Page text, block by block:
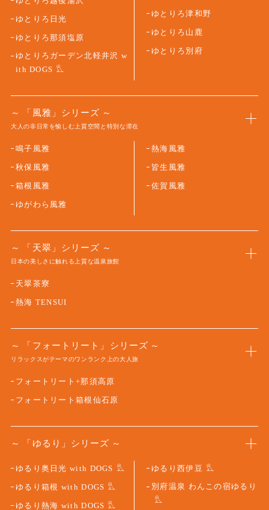
ゆとりろ日光
ゆとりろ那須塩原
ゆとりろガーデン北軽井沢 w
ith DOGS
ゆとりろ津和野
ゆとりろ山鹿
ゆとりろ別府
「風雅」シリーズ
大人の非日常を愉しむ上質空間と特別な滞在
鳴子風雅
秋保風雅
箱根風雅
ゆがわら風雅
熱海風雅
皆生風雅
佐賀風雅
「天翠」シリーズ
日本の美しさに触れる上質な温泉旅館
天翠茶寮
熱海 TENSUI
「フォートリート」シリーズ
リラックスがテーマのワンランク上の大人旅
フォートリート+那須高原
フォートリート箱根仙石原
「ゆるり」シリーズ
ゆるり奥日光 with DOGS
ゆるり箱根 with DOGS
ゆるり熱海 with DOGS
ゆるり西伊豆
別府温泉 わんこの宿ゆるり